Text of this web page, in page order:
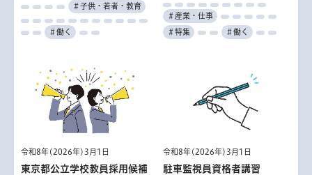
＃子供・若者・教育
＃働く
＃産業・仕事
＃特集 ＃働く
令和8年(2026年)3月1日
東京都公立学校教員採用候補
令和8年(2026年)3月1日
駐車監視員資格者講習